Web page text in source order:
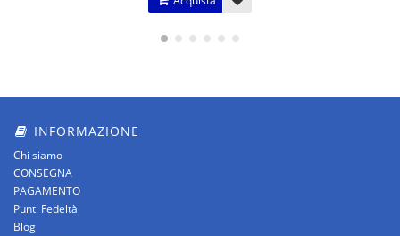
INFORMAZIONE
Chi siamo
CONSEGNA
PAGAMENTO
Punti Fedeltà
Blog